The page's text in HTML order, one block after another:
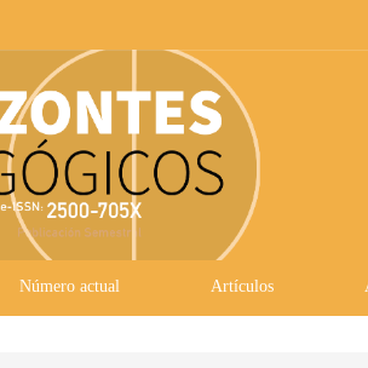
Número actual Artículos